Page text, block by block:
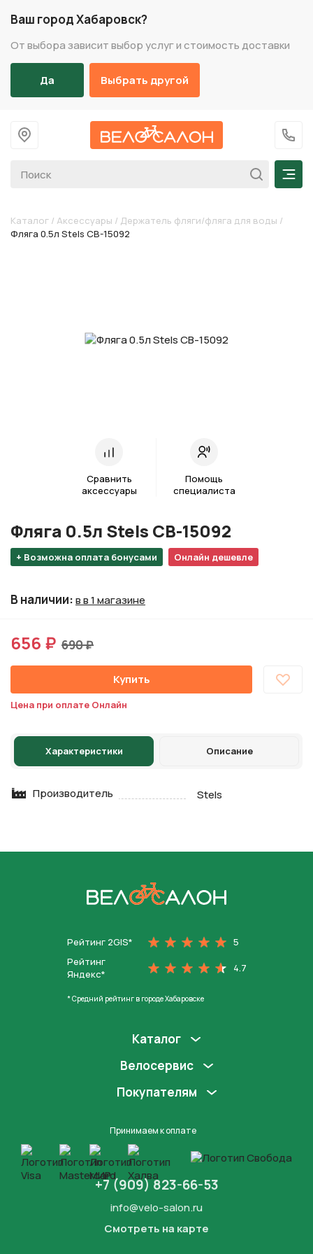
Ваш город Хабаровск?
От выбора зависит выбор услуг и стоимость доставки
Да Выбрать другой
На главную
+7
Каталог / Аксессуары / Держатель фляги/фляга для воды /
Фляга 0.5л Stels СВ-15092
Сравнить
аксессуары
Помощь
специалиста
+ Возможна оплата бонусами Онлайн дешевле
Фляга 0.5л Stels СВ-15092
В наличии:в в 1 магазине
656 ₽ 690 ₽
Купить
Цена при оплате Онлайн
Характеристики Описание
Производитель Stels
Рейтинг 2GIS*
5
Рейтинг
Яндекс*
4.7
* Средний рейтинг в городе Хабаровске
Каталог
Велосервис
Покупателям
Принимаем к оплате
+7 (909) 823-66-53
info@velo-salon.ru
Смотреть на карте